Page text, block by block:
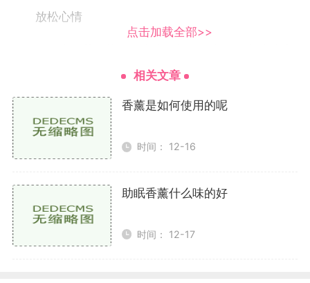
放松心情
紧张的问题。香薰蜡片中的香料成分，尤其是薰衣草、
在忙碌一天后回到家中，点燃一片香薰蜡片，伴随着缓
缓飘散的香气，能够让你的心情逐渐平复，达到放松的
效果。
良好的睡眠对健康至关重要。香薰蜡片中的某些成
分，如薰衣草和香草，已被证明能够帮助提高睡眠质
点击加载全部>>
相关文章
香薰是如何使用的呢
时间： 12-16
助眠香薰什么味的好
时间： 12-17